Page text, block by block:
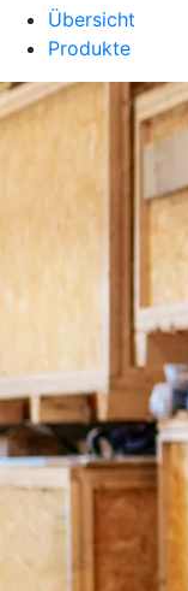
Übersicht
Produkte